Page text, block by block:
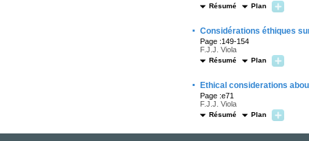
Résumé Plan
· Considérations éthiques
Page :149-154
F.J.J. Viola
Résumé Plan
· Ethical considerations
Page :e71
F.J.J. Viola
Résumé Plan